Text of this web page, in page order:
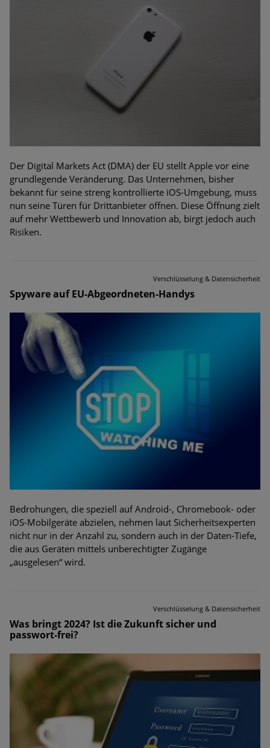
Der Digital Markets Act (DMA) der EU stellt Apple vor eine
grundlegende Veränderung. Das Unternehmen, bisher
bekannt für seine streng kontrollierte iOS-Umgebung, muss
nun seine Türen für Drittanbieter öffnen. Diese Öffnung zielt
auf mehr Wettbewerb und Innovation ab, birgt jedoch auch
Risiken.
Verschlüsselung & Datensicherheit
Spyware auf EU-Abgeordneten-Handys
Bedrohungen, die speziell auf Android-, Chromebook- oder
iOS-Mobilgeräte abzielen, nehmen laut Sicherheitsexperten
nicht nur in der Anzahl zu, sondern auch in der Daten-Tiefe,
die aus Geräten mittels unberechtigter Zugänge
„ausgelesen“ wird.
Verschlüsselung & Datensicherheit
Was bringt 2024? Ist die Zukunft sicher und
passwort-frei?